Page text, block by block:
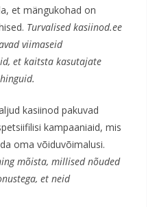
et mängukohad on
Turvalised kasiinod.ee
viimaseid
et kaitsta kasutajate
kasiinod pakuvad
kampaaniaid, mis
oma võiduvõimalusi.
mõista, millised nõuded
et neid